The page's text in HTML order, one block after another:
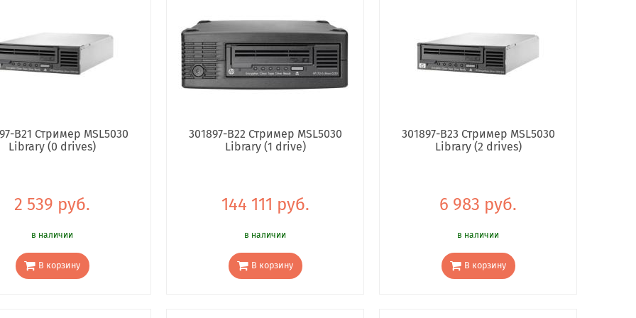
B21 Стример MSL5030
Library (0 drives)
2 539 руб.
в наличии
В корзину
301897-B22 Стример MSL5030
Library (1 drive)
144 111 руб.
в наличии
В корзину
301897-B23 Стример MSL5030
Library (2 drives)
6 983 руб.
в наличии
В корзину